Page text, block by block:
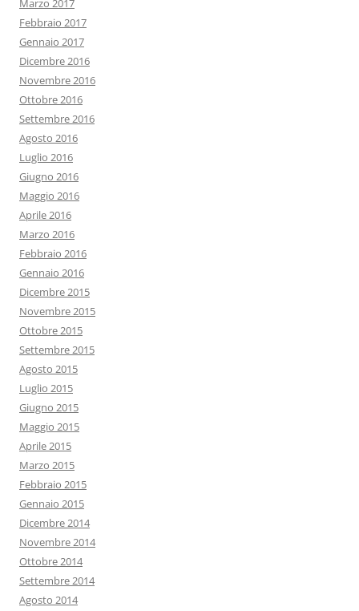
Marzo 2017
Febbraio 2017
Gennaio 2017
Dicembre 2016
Novembre 2016
Ottobre 2016
Settembre 2016
Agosto 2016
Luglio 2016
Giugno 2016
Maggio 2016
Aprile 2016
Marzo 2016
Febbraio 2016
Gennaio 2016
Dicembre 2015
Novembre 2015
Ottobre 2015
Settembre 2015
Agosto 2015
Luglio 2015
Giugno 2015
Maggio 2015
Aprile 2015
Marzo 2015
Febbraio 2015
Gennaio 2015
Dicembre 2014
Novembre 2014
Ottobre 2014
Settembre 2014
Agosto 2014